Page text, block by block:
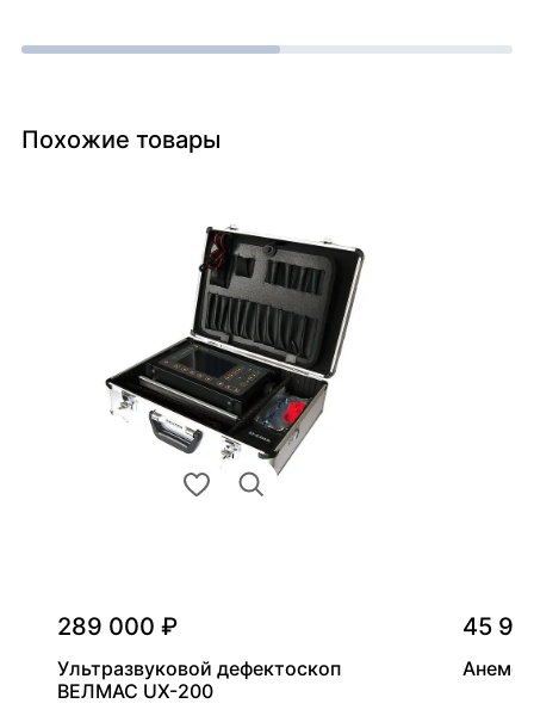
Похожие товары
289 000 ₽
Ультразвуковой дефектоскоп
ВЕЛМАС UX-200
45